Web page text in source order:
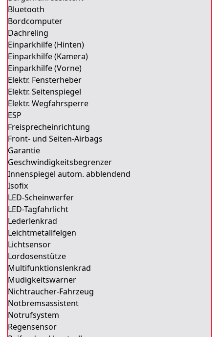
Bluetooth
Bordcomputer
Dachreling
Einparkhilfe (Hinten)
Einparkhilfe (Kamera)
Einparkhilfe (Vorne)
Elektr. Fensterheber
Elektr. Seitenspiegel
Elektr. Wegfahrsperre
ESP
Freisprecheinrichtung
Front- und Seiten-Airbags
Garantie
Geschwindigkeitsbegrenzer
Innenspiegel autom. abblendend
Isofix
LED-Scheinwerfer
LED-Tagfahrlicht
Lederlenkrad
Leichtmetallfelgen
Lichtsensor
Lordosenstütze
Multifunktionslenkrad
Müdigkeitswarner
Nichtraucher-Fahrzeug
Notbremsassistent
Notrufsystem
Regensensor